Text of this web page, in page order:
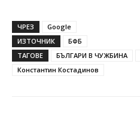
ЧРЕЗ
Google
ИЗТОЧНИК
БФБ
ТАГОВЕ
БЪЛГАРИ В ЧУЖБИНА
Константин Костадинов